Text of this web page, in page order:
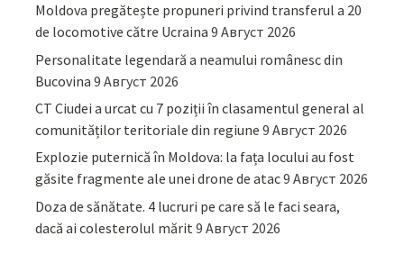
Moldova pregătește propuneri privind transferul a 20
de locomotive către Ucraina 9 Август 2026
Personalitate legendară a neamului românesc din
Bucovina 9 Август 2026
CT Ciudei a urcat cu 7 poziții în clasamentul general al
comunităților teritoriale din regiune 9 Август 2026
Explozie puternică în Moldova: la fața locului au fost
găsite fragmente ale unei drone de atac9 Август 2026
Doza de sănătate. 4 lucruri pe care să le faci seara,
dacă ai colesterolul mărit 9 Август 2026